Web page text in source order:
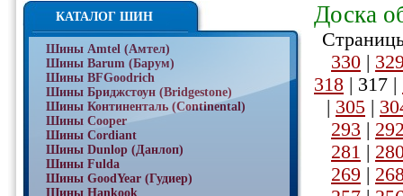
КАТАЛОГ ШИН
Шины Amtel (Амтел)
Шины Barum (Барум)
Шины BFGoodrich
Шины Бриджстоун (Bridgestone)
Шины Континенталь (Continental)
Шины Cooper
Шины Cordiant
Шины Dunlop (Данлоп)
Шины Fulda
Шины GoodYear (Гудиер)
Шины Hankook
Доска
330 |
318 | 317 |
| 305 |
293 |
281 |
269 |